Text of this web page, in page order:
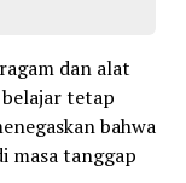
dan alat
tetap
bahwa
masa tanggap